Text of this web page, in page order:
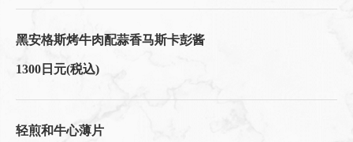
黑安格斯烤牛肉配蒜香马斯卡彭酱
1300日元(税込)
轻煎和牛心薄片